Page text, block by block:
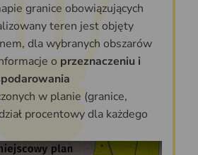
granice obowiązujących
teren jest objęty
dla wybranych obszarów
o przeznaczeniu i
w planie (granice,
procentowy dla każdego